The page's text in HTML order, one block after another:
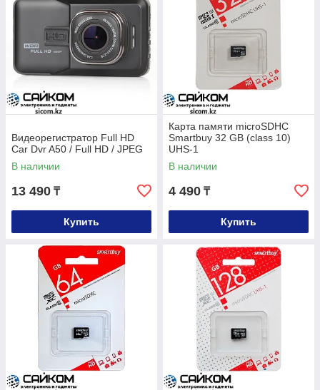
Видеорегистратор Full HD
Car Dvr A50 / Full HD / JPEG
В наличии
13 490 ₸
Купить
Карта памяти microSDHC
Smartbuy 32 GB (class 10)
UHS-1
В наличии
4 490 ₸
Купить